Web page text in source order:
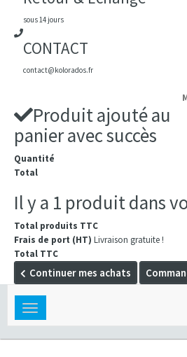
sous 14 jours
CONTACT
contact@kolorados.fr
Produit ajouté au
panier avec succès
Quantité
Total
Il y a 1 produit dans
Total produits TTC
Frais de port (HT) Livraison gratuite !
Total TTC
Continuer mes achats
Toggle
navigation